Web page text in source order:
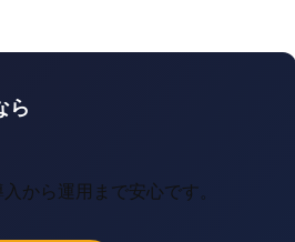
ら
から運用まで安心です。